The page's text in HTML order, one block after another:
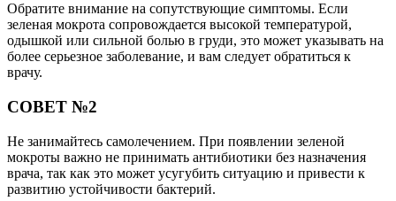
Обратите внимание на сопутствующие симптомы. Если
зеленая мокрота сопровождается высокой температурой,
одышкой или сильной болью в груди, это может указывать на
более серьезное заболевание, и вам следует обратиться к
врачу.
СОВЕТ №2
Не занимайтесь самолечением. При появлении зеленой
мокроты важно не принимать антибиотики без назначения
врача, так как это может усугубить ситуацию и привести к
развитию устойчивости бактерий.